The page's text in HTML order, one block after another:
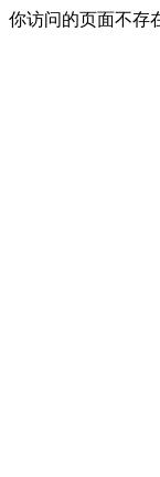
你访问的页面不存